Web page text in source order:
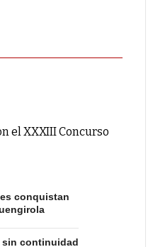
el XXXIII Concurso
conquistan
continuidad